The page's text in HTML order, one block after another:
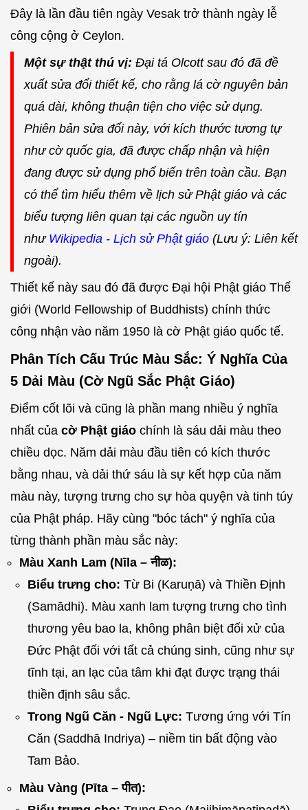
Đây là lần đầu tiên ngày Vesak trở thành ngày lễ
công cộng ở Ceylon.
Một sự thật thú vị: Đại tá Olcott sau đó đã đề
xuất sửa đổi thiết kế, cho rằng lá cờ nguyên bản
quá dài, không thuận tiện cho việc sử dụng.
Phiên bản sửa đổi này, với kích thước tương tự
như cờ quốc gia, đã được chấp nhận và hiện
đang được sử dụng phổ biến trên toàn cầu. Bạn
có thể tìm hiểu thêm về lịch sử Phật giáo và các
biểu tượng liên quan tại các nguồn uy tín
như Wikipedia - Lịch sử Phật giáo (Lưu ý: Liên kết
ngoài).
Thiết kế này sau đó đã được Đại hội Phật giáo Thế
giới (World Fellowship of Buddhists) chính thức
công nhận vào năm 1950 là cờ Phật giáo quốc tế.
Phân Tích Cấu Trúc Màu Sắc: Ý Nghĩa Của
5 Dải Màu (Cờ Ngũ Sắc Phật Giáo)
Điểm cốt lõi và cũng là phần mang nhiều ý nghĩa
nhất của cờ Phật giáo chính là sáu dải màu theo
chiều dọc. Năm dải màu đầu tiên có kích thước
bằng nhau, và dải thứ sáu là sự kết hợp của năm
màu này, tượng trưng cho sự hòa quyện và tinh túy
của Phật pháp. Hãy cùng "bóc tách" ý nghĩa của
từng thành phần màu sắc này:
Màu Xanh Lam (Nīla – नीळ):
Biểu trưng cho: Từ Bi (Karuṇā) và Thiền Định
(Samādhi). Màu xanh lam tượng trưng cho tình
thương yêu bao la, không phân biệt đối xử của
Đức Phật đối với tất cả chúng sinh, cũng như sự
tĩnh tại, an lạc của tâm khi đạt được trạng thái
thiền định sâu sắc.
Trong Ngũ Căn - Ngũ Lực: Tương ứng với Tín
Căn (Saddhā Indriya) – niềm tin bất động vào
Tam Bảo.
Màu Vàng (Pīta – पीत):